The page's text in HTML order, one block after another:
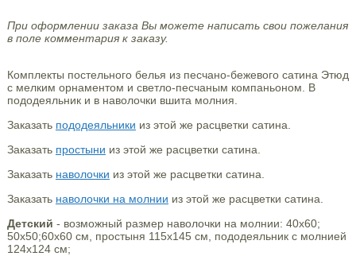
При оформлении заказа Вы можете написать свои пожелания
в поле комментария к заказу.
Комплекты постельного белья из песчано-бежевого сатина Этюд
с мелким орнаментом и светло-песчаным компаньоном. В
пододеяльник и в наволочки вшита молния.
Заказать пододеяльники из этой же расцветки сатина.
Заказать простыни из этой же расцветки сатина.
Заказать наволочки из этой же расцветки сатина.
Заказать наволочки на молнии из этой же расцветки сатина.
Детский - возможный размер наволочки на молнии: 40х60;
50х50;60х60 см, простыня 115х145 см, пододеяльник с молнией
124х124 см;